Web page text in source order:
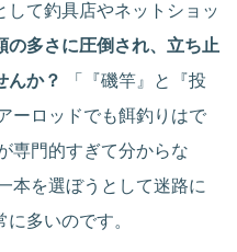
して釣具店やネットショッ
の多さに圧倒され、立ち止
んか？
「『磯竿』と『投
ーロッドでも餌釣りはで
専門的すぎて分からな
を選ぼうとして迷路に
多いのです。